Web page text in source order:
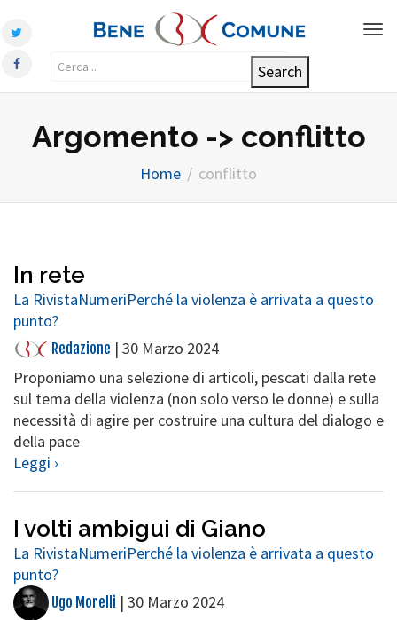
Argomento -> conflitto
Home conflitto
In rete
La RivistaNumeriPerché la violenza è arrivata a questo
punto?
Redazione | 30 Marzo 2024
Proponiamo una selezione di articoli, pescati dalla rete
sul tema della violenza (non solo verso le donne) e sulla
necessità di agire per costruire una cultura del dialogo e
della pace
Leggi ›
I volti ambigui di Giano
La RivistaNumeriPerché la violenza è arrivata a questo
punto?
Ugo Morelli | 30 Marzo 2024